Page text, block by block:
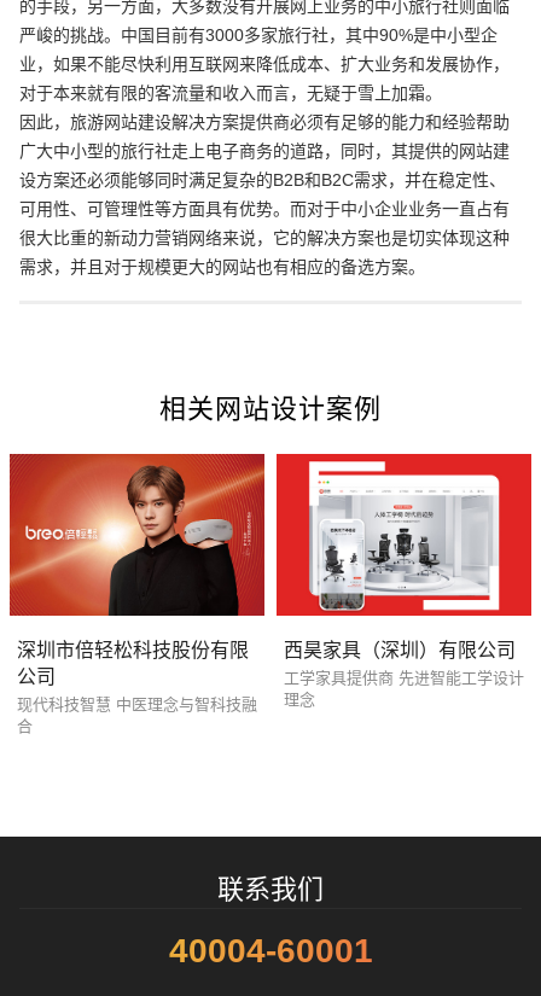
的手段，另一方面，大多数没有开展网上业务的中小旅行社则面临
严峻的挑战。中国目前有3000多家旅行社，其中90%是中小型企
业，如果不能尽快利用互联网来降低成本、扩大业务和发展协作，
对于本来就有限的客流量和收入而言，无疑于雪上加霜。
因此，旅游网站建设解决方案提供商必须有足够的能力和经验帮助
广大中小型的旅行社走上电子商务的道路，同时，其提供的网站建
设方案还必须能够同时满足复杂的B2B和B2C需求，并在稳定性、
可用性、可管理性等方面具有优势。而对于中小企业业务一直占有
很大比重的新动力营销网络来说，它的解决方案也是切实体现这种
需求，并且对于规模更大的网站也有相应的备选方案。
相关网站设计案例
深圳市倍轻松科技股份有限
公司
现代科技智慧 中医理念与智科技融
合
西昊家具（深圳）有限公司
工学家具提供商 先进智能工学设计
理念
联系我们
40004-60001
电商及系统平台开发 · 微信小程序开发 · 年度
您的预算 1万-3万 3万-5万 5万-8万